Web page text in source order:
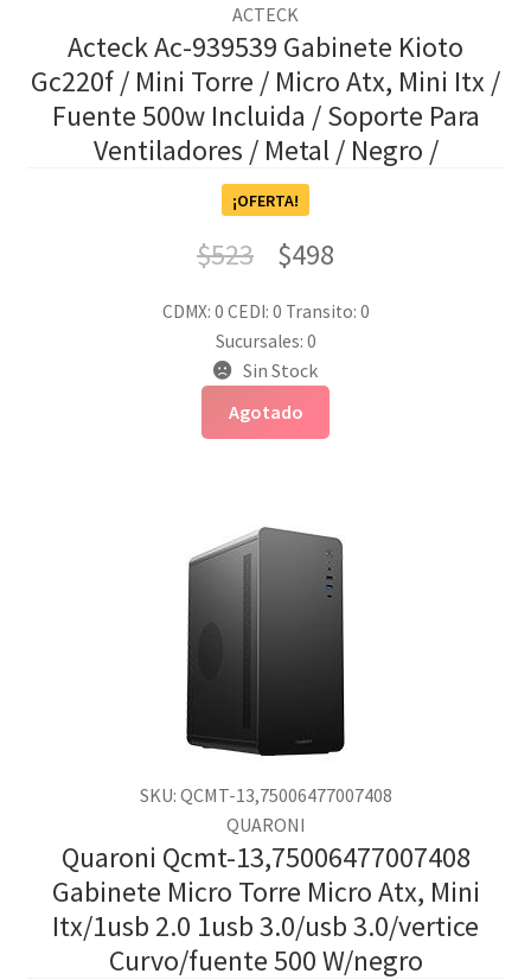
ACTECK
Acteck Ac-939539 Gabinete Kioto
Gc220f / Mini Torre / Micro Atx, Mini Itx /
Fuente 500w Incluida / Soporte Para
Ventiladores / Metal / Negro /
¡OFERTA!
$523 $498
CDMX: 0 CEDI: 0 Transito: 0
Sucursales: 0
Sin Stock
Agotado
SKU: QCMT-13,75006477007408
QUARONI
Quaroni Qcmt-13,75006477007408
Gabinete Micro Torre Micro Atx, Mini
Itx/1usb 2.0 1usb 3.0/usb 3.0/vertice
Curvo/fuente 500 W/negro